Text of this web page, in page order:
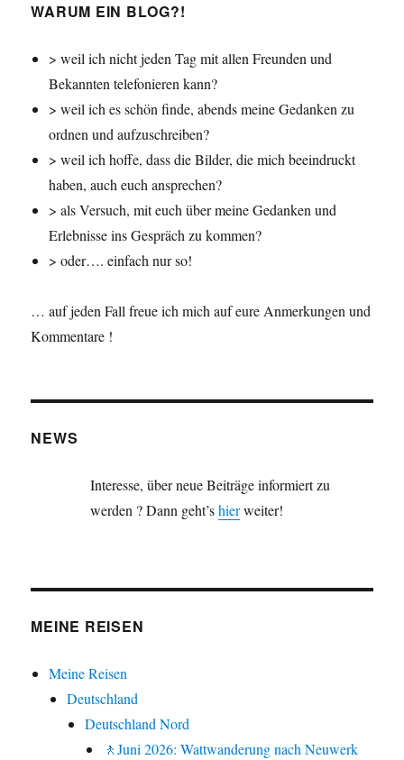
WARUM EIN BLOG?!
> weil ich nicht jeden Tag mit allen Freunden und
Bekannten telefonieren kann?
> weil ich es schön finde, abends meine Gedanken zu
ordnen und aufzuschreiben?
> weil ich hoffe, dass die Bilder, die mich beeindruckt
haben, auch euch ansprechen?
> als Versuch, mit euch über meine Gedanken und
Erlebnisse ins Gespräch zu kommen?
> oder…. einfach nur so!
… auf jeden Fall freue ich mich auf eure Anmerkungen und
Kommentare !
NEWS
Interesse, über neue Beiträge informiert zu
werden ? Dann geht’shierweiter!
MEINE REISEN
Meine Reisen
Deutschland
Deutschland Nord
🚶Juni 2026: Wattwanderung nach Neuwerk